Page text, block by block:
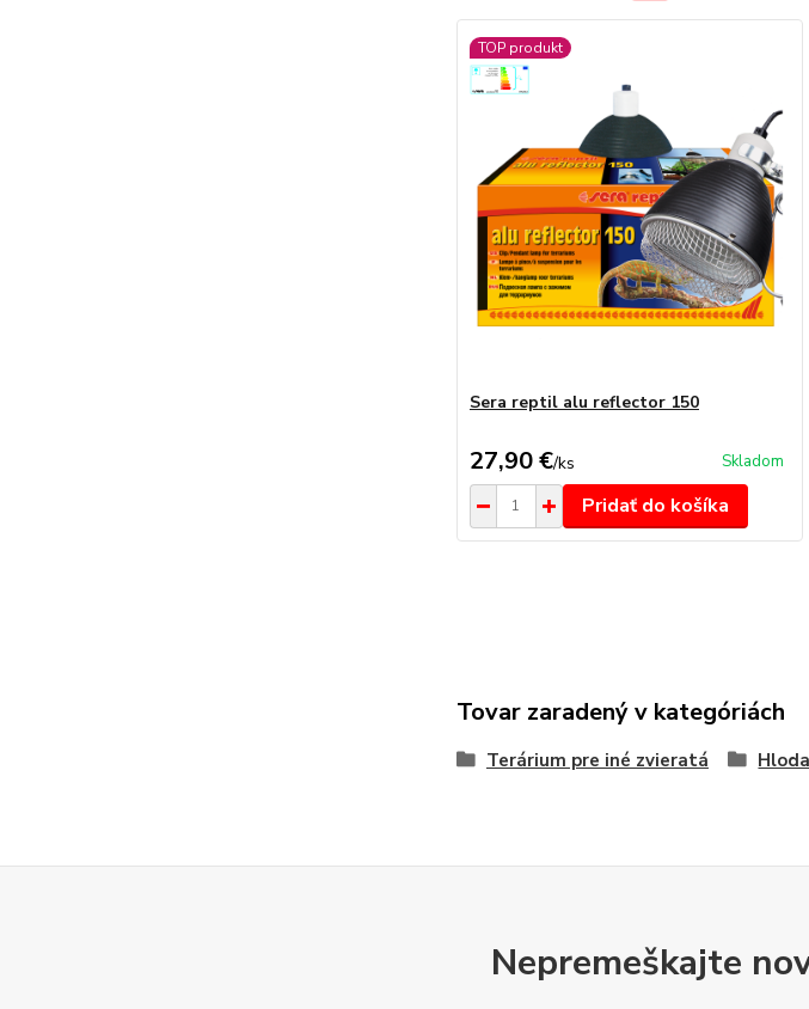
TOP produkt
Sera reptil alu reflector 150
27,90 €/ks Skladom
Pridať do košíka
Tovar zaradený v kategóriách
Terárium pre iné zvieratá
Nepremeškajte